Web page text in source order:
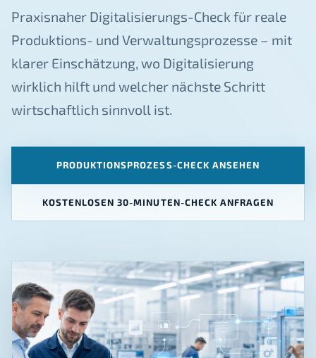
Praxisnaher Digitalisierungs-Check für reale
Produktions- und Verwaltungsprozesse – mit
klarer Einschätzung, wo Digitalisierung
wirklich hilft und welcher nächste Schritt
wirtschaftlich sinnvoll ist.
PRODUKTIONSPROZESS-CHECK ANSEHEN
KOSTENLOSEN 30-MINUTEN-CHECK ANFRAGEN